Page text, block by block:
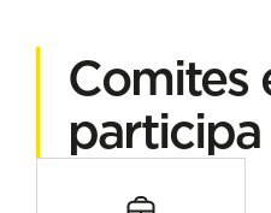
Comites
participa